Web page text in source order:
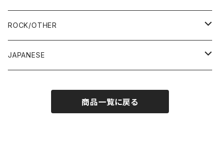
ALBUM&V.A.
ALBUM&V.A.
12"
ALBUM&V.A.
7"
10"
ROCK/OTHER
7"
JAPANESE
商品一覧に戻る